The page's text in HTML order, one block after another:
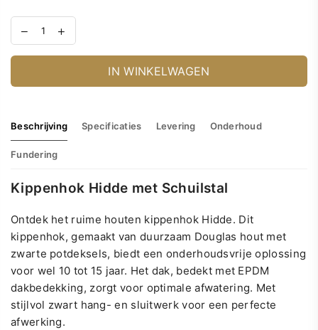
IN WINKELWAGEN
Beschrijving Specificaties Levering Onderhoud
Fundering
Kippenhok Hidde met Schuilstal
Ontdek het ruime houten kippenhok Hidde. Dit
kippenhok, gemaakt van duurzaam Douglas hout met
zwarte potdeksels, biedt een onderhoudsvrije oplossing
voor wel 10 tot 15 jaar. Het dak, bedekt met EPDM
dakbedekking, zorgt voor optimale afwatering. Met
stijlvol zwart hang- en sluitwerk voor een perfecte
afwerking.